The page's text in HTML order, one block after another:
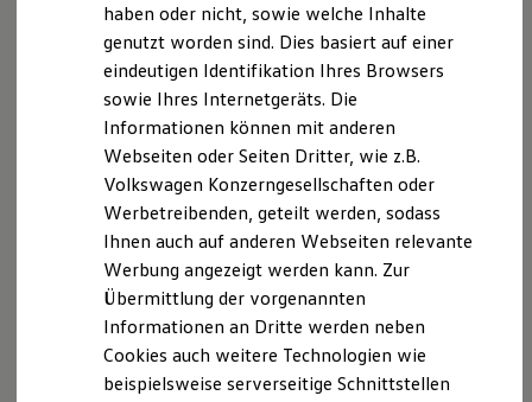
Volkswagen entdecken
Werkbesichtigung
Lifestyle Shop
T-Roc Kollektion
Golf Kollektion
Volkswagen Kollektion
R-Kollektion
GTI Kollektion
Fußball Drop
we drive football
#wedriveproud
Besitzer und Service
myVolkswagen
Software Updates
Service und Ersatzteile
Inspektion und HU/AU
Verbleibende Zeit,
Nutzungsbedingungen
Cookie-Richtlinie
EU Data Act
haben oder nicht, sowie welche Inhalte
genutzt worden sind. Dies basiert auf einer
eindeutigen Identifikation Ihres Browsers
sowie Ihres Internetgeräts. Die
Informationen können mit anderen
Webseiten oder Seiten Dritter, wie z.B.
Volkswagen Konzerngesellschaften oder
Werbetreibenden, geteilt werden, sodass
Ihnen auch auf anderen Webseiten relevante
Werbung angezeigt werden kann. Zur
Übermittlung der vorgenannten
Informationen an Dritte werden neben
Cookies auch weitere Technologien wie
beispielsweise serverseitige Schnittstellen